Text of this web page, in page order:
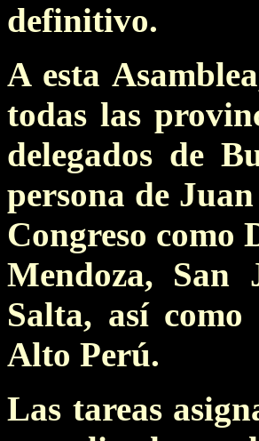
definitivo.
A esta
todas las
delegados de
persona de
Congreso como
Mendoza, San
Salta, así
Alto Perú.
Las tareas